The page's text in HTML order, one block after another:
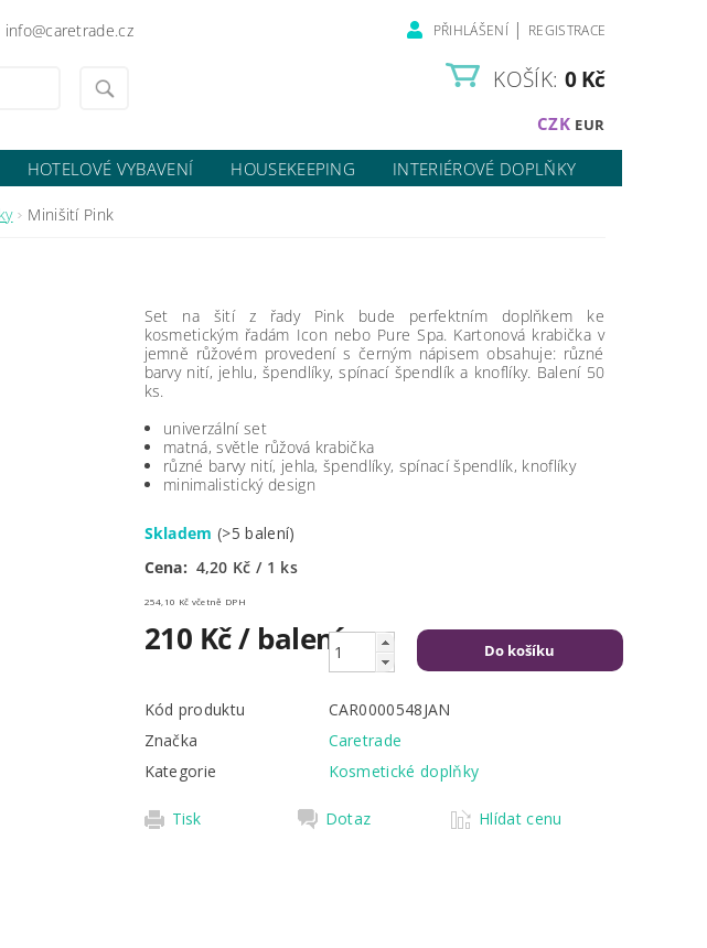
info@caretrade.cz PŘIHLÁŠENÍ | REGISTRACE
CZK EUR
KOŠÍK: 0 Kč
HOTELOVÉ VYBAVENÍ HOUSEKEEPING
INTERIÉROVÉ DOPLŇKY
Minišití Pink
Set na šití z řady Pink bude perfektním doplňkem ke
kosmetickým řadám Icon nebo Pure Spa. Kartonová krabička v
jemně růžovém provedení s černým nápisem obsahuje: různé
barvy nití, jehlu, špendlíky, spínací špendlík a knoflíky. Balení 50
ks.
univerzální set
matná, světle růžová krabička
různé barvy nití, jehla, špendlíky, spínací špendlík, knoflíky
minimalistický design
Skladem(>5 balení)
Cena: 4,20 Kč / 1 ks
254,10 Kč včetně DPH
210 Kč/ balení
Kód produktu
CAR0000548JAN
Značka
Caretrade
Kategorie
Kosmetické doplňky
Tisk Dotaz Hlídat cenu